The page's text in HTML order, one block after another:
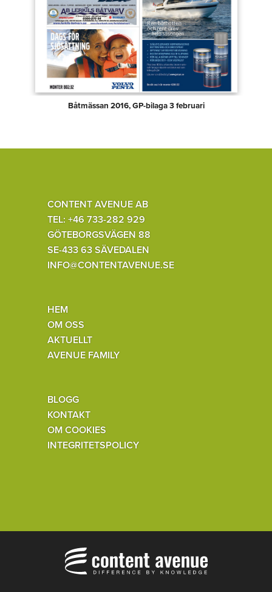
Båtmässan 2016, GP-bilaga 3 februari
CONTENT AVENUE AB
TEL: +46 733-282 929
GÖTEBORGSVÄGEN 88
SE-433 63 SÄVEDALEN
INFO@CONTENTAVENUE.SE
HEM
OM OSS
AKTUELLT
AVENUE FAMILY
BLOGG
KONTAKT
OM COOKIES
INTEGRITETSPOLICY